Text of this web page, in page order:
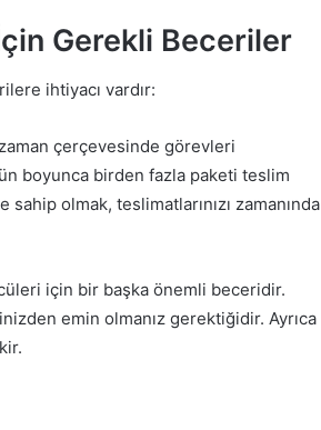
Gerekli Beceriler
ihtiyacı vardır:
çerçevesinde görevleri
boyunca birden fazla paketi teslim
olmak, teslimatlarınızı zamanında
için bir başka önemli beceridir.
emin olmanız gerektiğidir. Ayrıca